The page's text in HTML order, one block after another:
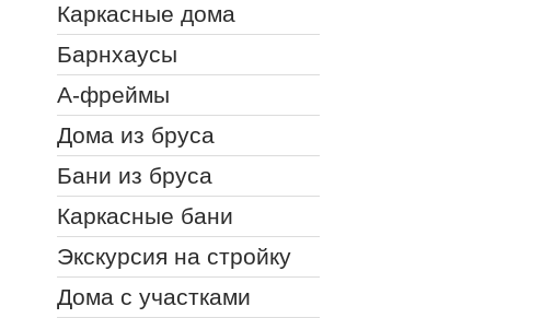
Каркасные дома
Барнхаусы
А-фреймы
Дома из бруса
Бани из бруса
Каркасные бани
Экскурсия на стройку
Дома с участками